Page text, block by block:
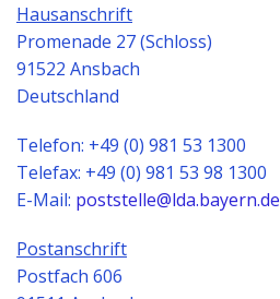
Hausanschrift
Promenade 27 (Schloss)
91522 Ansbach
Deutschland
Telefon: +49 (0) 981 53 1300
Telefax: +49 (0) 981 53 98 1300
E-Mail: poststelle@lda.bayern.de
Postanschrift
Postfach 606